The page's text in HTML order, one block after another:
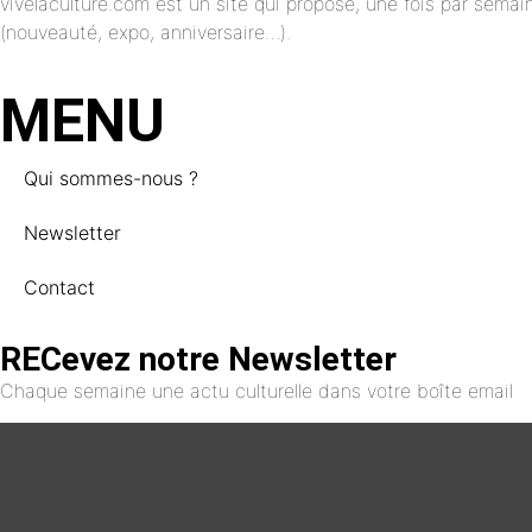
(nouveauté, expo, anniversaire…).
MENU
Qui sommes-nous ?
Newsletter
Contact
RECevez notre Newsletter
Chaque semaine une actu culturelle dans votre boîte email